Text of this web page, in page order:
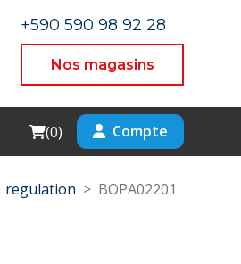
+590 590 98 92 28
Nos magasins
Cart
(0) Compte
regulation BOPA02201